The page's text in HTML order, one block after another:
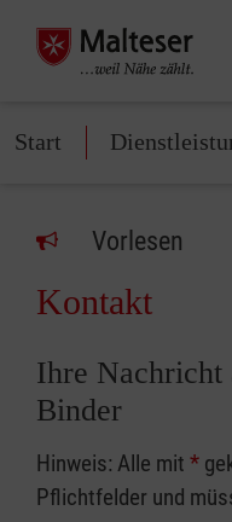
Start
Vorlesen
Kontakt
Ihre Nachricht
Binder
Hinweis: Alle mit *
Pflichtfelder und